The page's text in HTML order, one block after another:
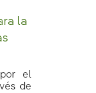
la
el
de